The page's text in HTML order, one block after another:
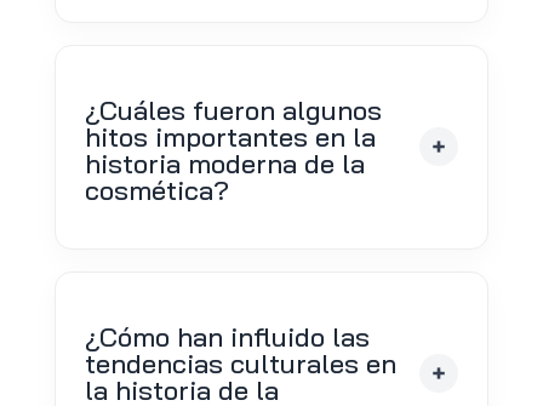
¿Cuáles fueron algunos
hitos importantes en la
historia moderna de la
cosmética?
¿Cómo han influido las
tendencias culturales en
la historia de la